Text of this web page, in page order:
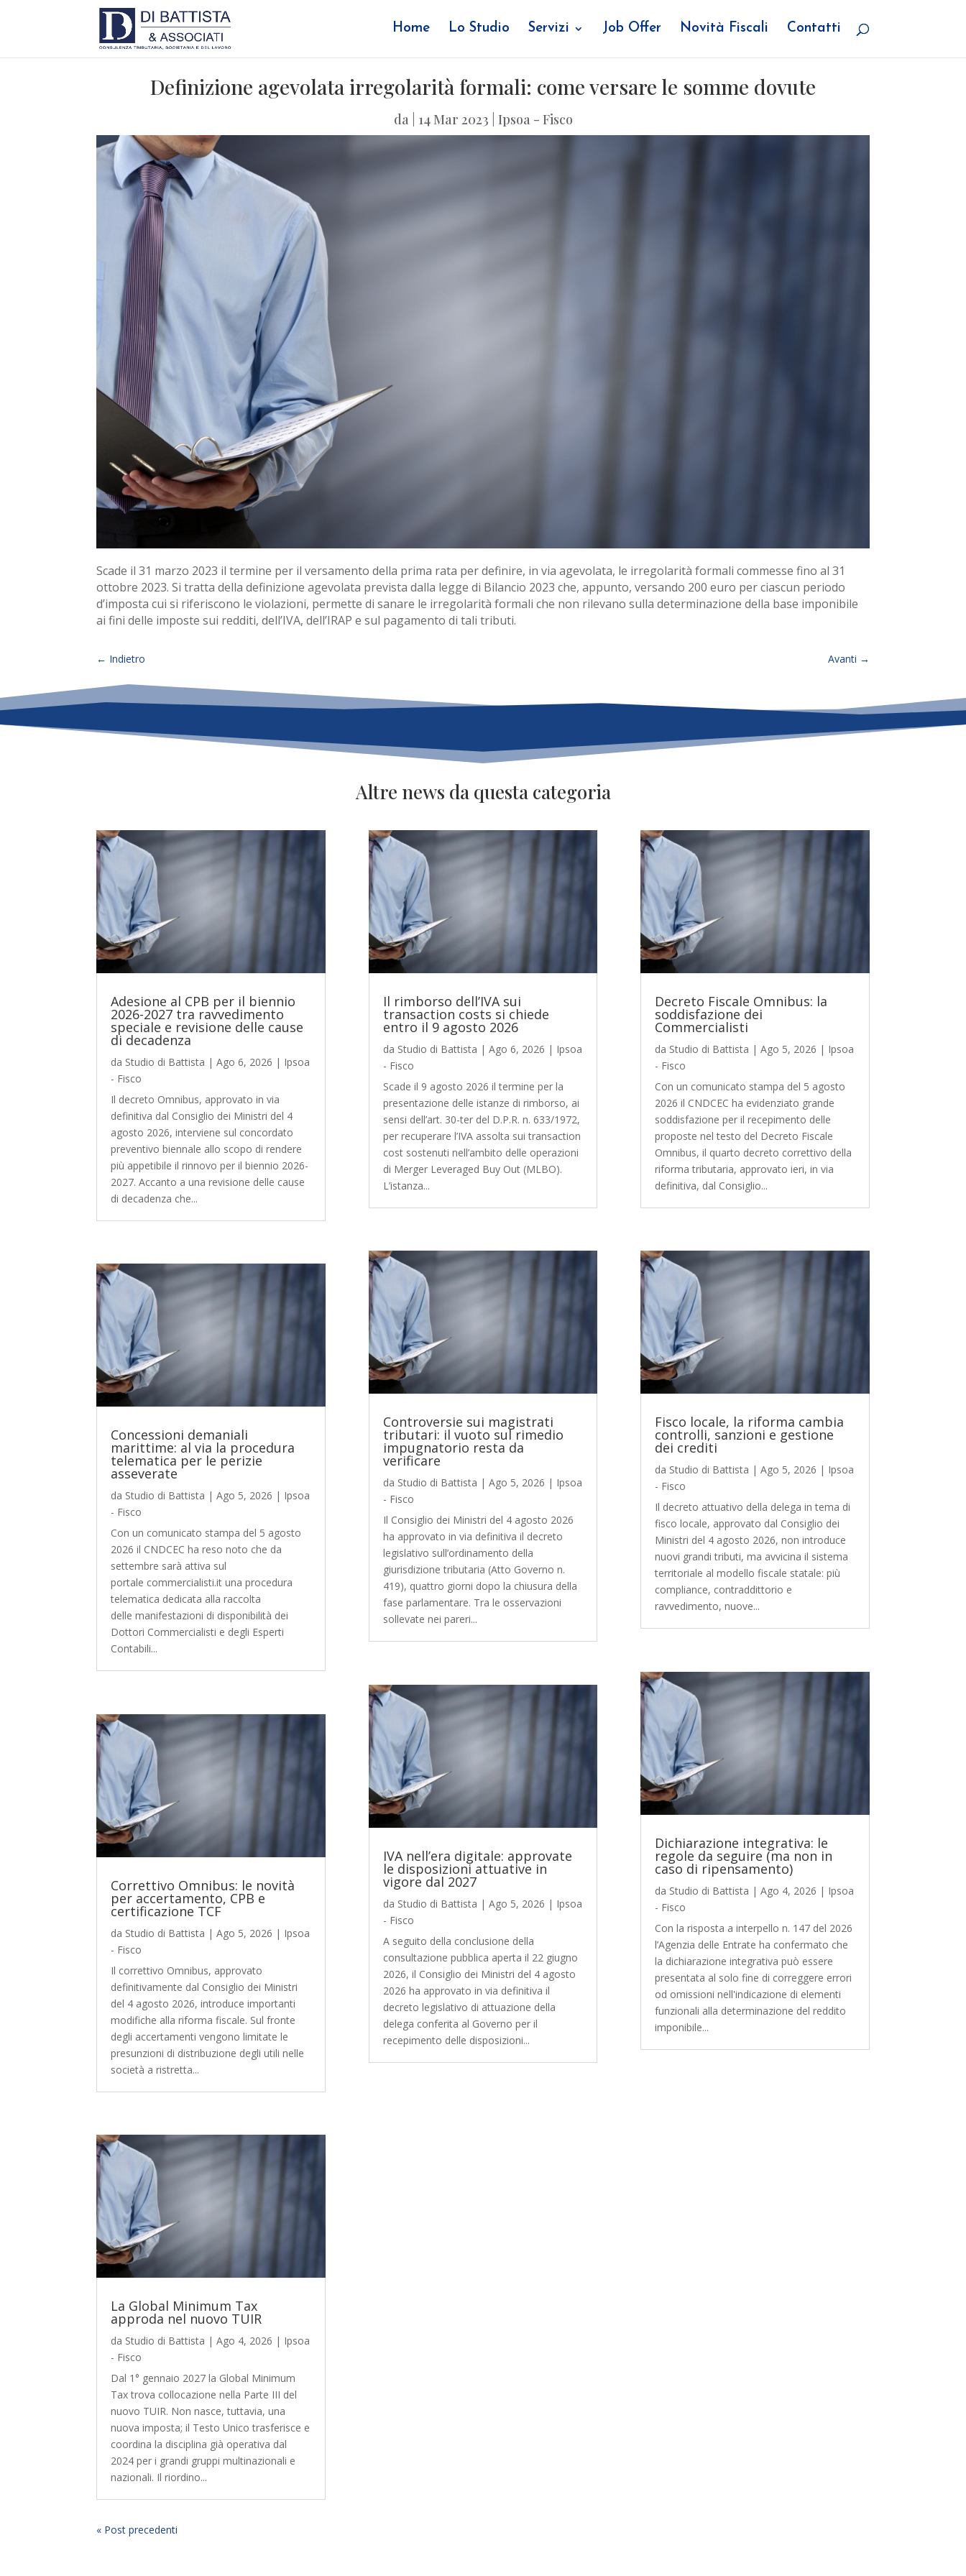
Home Lo Studio Servizi Job Offer Novità Fiscali Contatti
Definizione agevolata irregolarità formali: come versare le somme dovute
da 14 Mar 2023 Ipsoa - Fisco
Scade il 31 marzo 2023 il termine per il versamento della prima rata per definire, in via agevolata, le irregolarità formali commesse fino al 31
ottobre 2023. Si tratta della definizione agevolata prevista dalla legge di Bilancio 2023 che, appunto, versando 200 euro per ciascun periodo
d’imposta cui si riferiscono le violazioni, permette di sanare le irregolarità formali che non rilevano sulla determinazione della base imponibile
ai fini delle imposte sui redditi, dell’IVA, dell’IRAP e sul pagamento di tali tributi.
← Indietro Avanti →
Altre news da questa categoria
Adesione al CPB per il biennio
2026-2027 tra ravvedimento
speciale e revisione delle cause
di decadenza
da Studio di Battista |Ago 6, 2026 | Ipsoa
- Fisco
Il decreto Omnibus, approvato in via
definitiva dal Consiglio dei Ministri del 4
agosto 2026, interviene sul concordato
preventivo biennale allo scopo di rendere
più appetibile il rinnovo per il biennio 2026-
2027. Accanto a una revisione delle cause
di decadenza che...
Concessioni demaniali
marittime: al via la procedura
telematica per le perizie
asseverate
da Studio di Battista |Ago 5, 2026 | Ipsoa
- Fisco
Con un comunicato stampa del 5 agosto
2026 il CNDCEC ha reso noto che da
settembre sarà attiva sul
portale commercialisti.it una procedura
telematica dedicata alla raccolta
delle manifestazioni di disponibilità dei
Dottori Commercialisti e degli Esperti
Contabili...
Correttivo Omnibus: le novità
per accertamento, CPB e
certificazione TCF
da Studio di Battista |Ago 5, 2026 | Ipsoa
- Fisco
Il correttivo Omnibus, approvato
definitivamente dal Consiglio dei Ministri
del 4 agosto 2026, introduce importanti
modifiche alla riforma fiscale. Sul fronte
degli accertamenti vengono limitate le
presunzioni di distribuzione degli utili nelle
società a ristretta...
La Global Minimum Tax
approda nel nuovo TUIR
da Studio di Battista |Ago 4, 2026 | Ipsoa
- Fisco
Dal 1° gennaio 2027 la Global Minimum
Tax trova collocazione nella Parte III del
nuovo TUIR. Non nasce, tuttavia, una
nuova imposta; il Testo Unico trasferisce e
coordina la disciplina già operativa dal
2024 per i grandi gruppi multinazionali e
nazionali. Il riordino...
Il rimborso dell’IVA sui
transaction costs si chiede
entro il 9 agosto 2026
da Studio di Battista | Ago 6, 2026 | Ipsoa
- Fisco
Scade il 9 agosto 2026 il termine per la
presentazione delle istanze di rimborso, ai
sensi dell’art. 30-ter del D.P.R. n. 633/1972,
per recuperare l’IVA assolta sui transaction
cost sostenuti nell’ambito delle operazioni
di Merger Leveraged Buy Out (MLBO).
L’istanza...
Controversie sui magistrati
tributari: il vuoto sul rimedio
impugnatorio resta da
verificare
da Studio di Battista | Ago 5, 2026 | Ipsoa
- Fisco
Il Consiglio dei Ministri del 4 agosto 2026
ha approvato in via definitiva il decreto
legislativo sull’ordinamento della
giurisdizione tributaria (Atto Governo n.
419), quattro giorni dopo la chiusura della
fase parlamentare. Tra le osservazioni
sollevate nei pareri...
IVA nell’era digitale: approvate
le disposizioni attuative in
vigore dal 2027
da Studio di Battista | Ago 5, 2026 | Ipsoa
- Fisco
A seguito della conclusione della
consultazione pubblica aperta il 22 giugno
2026, il Consiglio dei Ministri del 4 agosto
2026 ha approvato in via definitiva il
decreto legislativo di attuazione della
delega conferita al Governo per il
recepimento delle disposizioni...
Decreto Fiscale Omnibus: la
soddisfazione dei
Commercialisti
da Studio di Battista | Ago 5, 2026 | Ipsoa
- Fisco
Con un comunicato stampa del 5 agosto
2026 il CNDCEC ha evidenziato grande
soddisfazione per il recepimento delle
proposte nel testo del Decreto Fiscale
Omnibus, il quarto decreto correttivo della
riforma tributaria, approvato ieri, in via
definitiva, dal Consiglio...
Fisco locale, la riforma cambia
controlli, sanzioni e gestione
dei crediti
da Studio di Battista | Ago 5, 2026 | Ipsoa
- Fisco
Il decreto attuativo della delega in tema di
fisco locale, approvato dal Consiglio dei
Ministri del 4 agosto 2026, non introduce
nuovi grandi tributi, ma avvicina il sistema
territoriale al modello fiscale statale: più
compliance, contraddittorio e
ravvedimento, nuove...
Dichiarazione integrativa: le
regole da seguire (ma non in
caso di ripensamento)
da Studio di Battista | Ago 4, 2026 | Ipsoa
- Fisco
Con la risposta a interpello n. 147 del 2026
l’Agenzia delle Entrate ha confermato che
la dichiarazione integrativa può essere
presentata al solo fine di correggere errori
od omissioni nell'indicazione di elementi
funzionali alla determinazione del reddito
imponibile...
« Post precedenti